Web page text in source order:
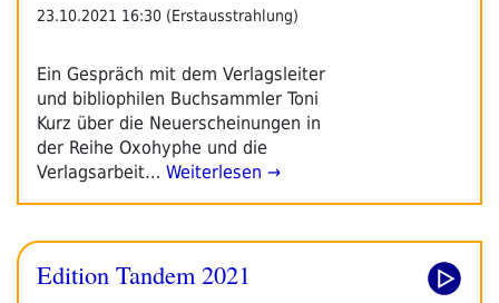
23.10.2021 16:30 (Erstausstrahlung)
Ein Gespräch mit dem Verlagsleiter
und bibliophilen Buchsammler Toni
Kurz über die Neuerscheinungen in
der Reihe Oxohyphe und die
Verlagsarbeit… Weiterlesen →
Edition Tandem 2021